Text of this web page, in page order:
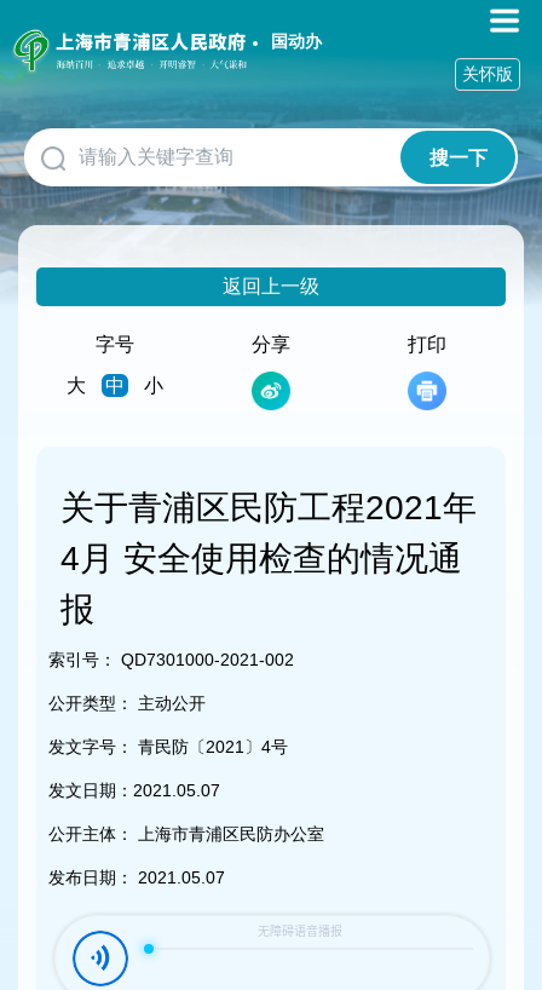
障
碍
作
说
明
跳
到
网
国动办
搜一下
关怀版
返回上一级
字号
大
中 小
分享 打印
关于青浦区民防工程2021年
4月 安全使用检查的情况通
报
索引号： QD7301000-2021-002
公开类型： 主动公开
发文字号： 青民防〔2021〕4号
发文日期： 2021.05.07
公开主体： 上海市青浦区民防办公室
发布日期： 2021.05.07